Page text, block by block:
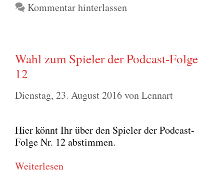
Kommentar hinterlassen
Wahl zum Spieler der Podcast-Folge
12
Dienstag, 23. August 2016vonLennart
Hier könnt Ihr über den Spie­ler der Pod­cast-
Fol­ge Nr. 12 abstim­men.
Wei­ter­le­sen